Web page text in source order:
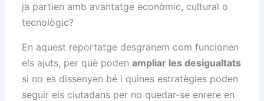
ja partien amb avantatge econòmic, cultural o
tecnològic?
En aquest reportatge desgranem com funcionen
els ajuts, per què podenampliar les desigualtats
si no es dissenyen bé i quines estratègies poden
seguir els ciutadans per no quedar-se enrere en